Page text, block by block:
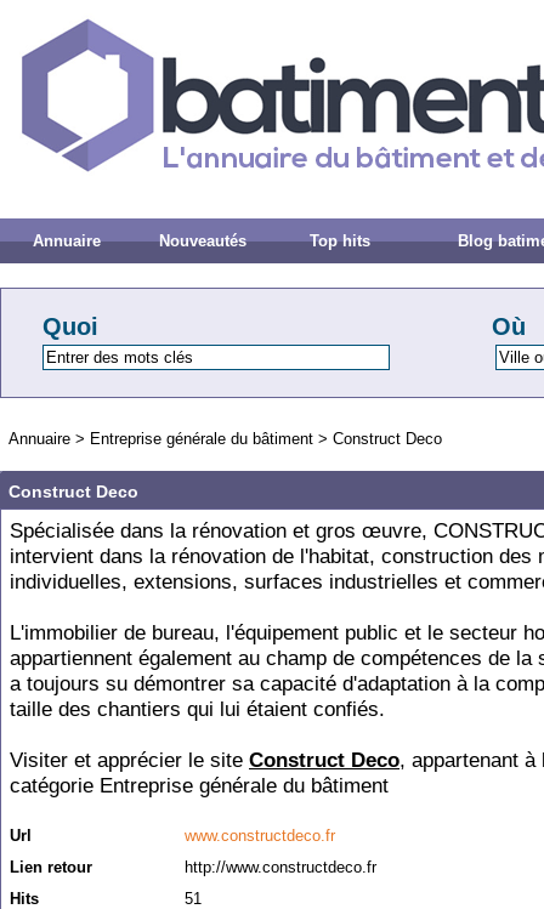
Annuaire Nouveautés Top hits Blog
Quoi Où
Annuaire > Entreprise générale du bâtiment > Construct Deco
Construct Deco
Spécialisée dans la rénovation et gros œuvre,
intervient dans la rénovation de l'habitat, construction des
individuelles, extensions, surfaces industrielles et
L'immobilier de bureau, l'équipement public et le secteur
appartiennent également au champ de compétences de la
a toujours su démontrer sa capacité d'adaptation à la
taille des chantiers qui lui étaient confiés.
Visiter et apprécier le site Construct Deco, appartenant à
catégorie Entreprise générale du bâtiment
Url
www.constructdeco.fr
Lien retour
http://www.constructdeco.fr
Hits
51